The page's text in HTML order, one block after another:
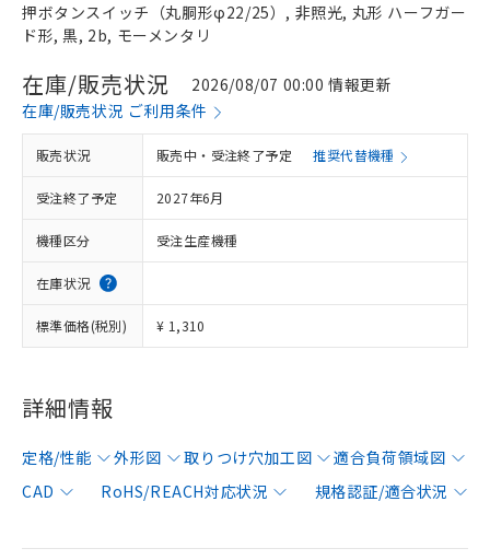
押ボタンスイッチ（丸胴形φ22/25）, 非照光, 丸形 ハーフガー
ド形, 黒, 2b, モーメンタリ
在庫/販売状況
2026/08/07 00:00 情報更新
在庫/販売状況 ご利用条件
販売状況 販売中・受注終了予定 推奨代替機種
受注終了予定 2027年6月
機種区分 受注生産機種
在庫状況
標準価格(税別) ¥ 1,310
詳細情報
定格/性能 外形図 取りつけ穴加工図
適合負荷領域図
CAD
RoHS/REACH対応状況 規格認証/適合状況